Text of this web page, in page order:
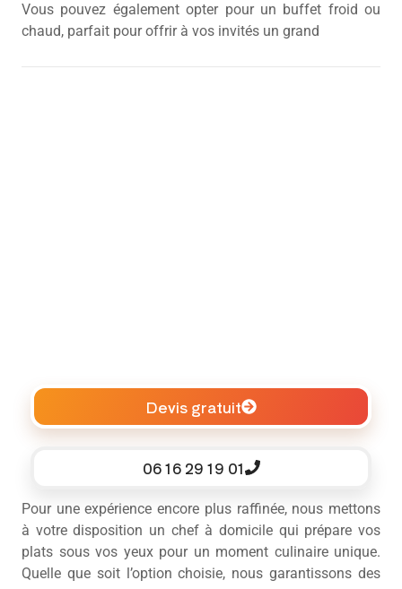
Vous pouvez également opter pour un buffet froid ou
chaud, parfait pour offrir à vos invités un grand
Devis gratuit
06 16 29 19 01
Pour une expérience encore plus raffinée, nous mettons
à votre disposition un chef à domicile qui prépare vos
plats sous vos yeux pour un moment culinaire unique.
Quelle que soit l’option choisie, nous garantissons des